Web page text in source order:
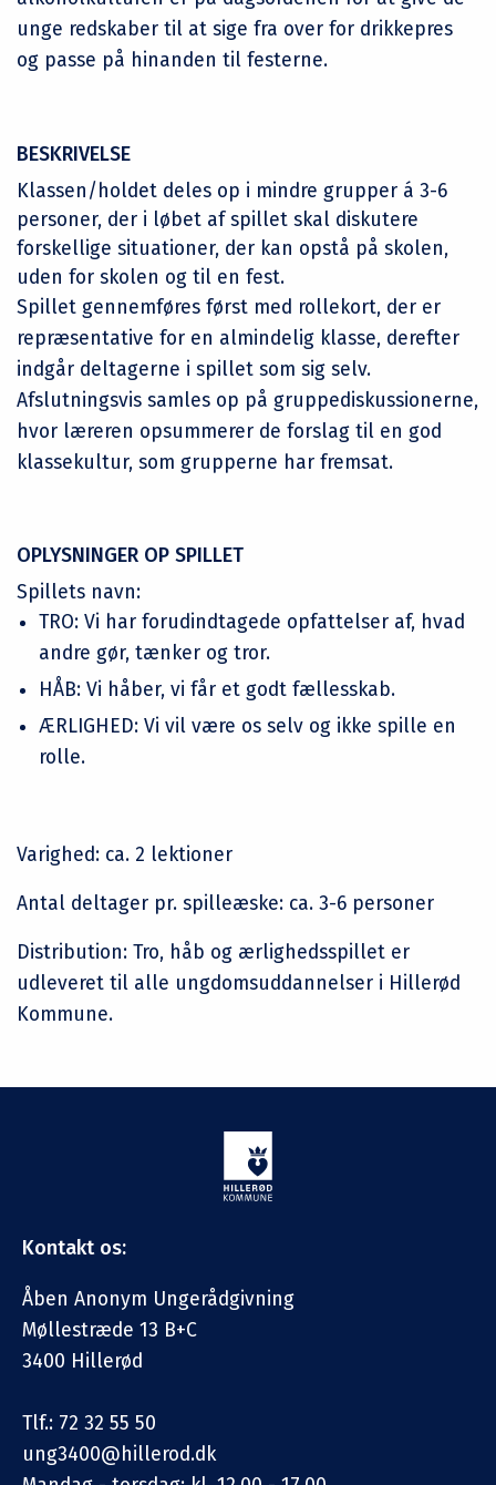
unge redskaber til at sige fra over for drikkepres
og passe på hinanden til festerne.
BESKRIVELSE
Klassen/holdet deles op i mindre grupper á 3-6
personer, der i løbet af spillet skal diskutere
forskellige situationer, der kan opstå på skolen,
uden for skolen og til en fest.
Spillet gennemføres først med rollekort, der er
repræsentative for en almindelig klasse, derefter
indgår deltagerne i spillet som sig selv.
Afslutningsvis samles op på gruppediskussionerne,
hvor læreren opsummerer de forslag til en god
klassekultur, som grupperne har fremsat.
OPLYSNINGER OP SPILLET
Spillets navn:
TRO: Vi har forudindtagede opfattelser af, hvad
andre gør, tænker og tror.
HÅB: Vi håber, vi får et godt fællesskab.
ÆRLIGHED: Vi vil være os selv og ikke spille en
rolle.
Varighed: ca. 2 lektioner
Antal deltager pr. spilleæske: ca. 3-6 personer
Distribution: Tro, håb og ærlighedsspillet er
udleveret til alle ungdomsuddannelser i Hillerød
Kommune.
Kontakt os:
Åben Anonym Ungerådgivning
Møllestræde 13 B+C
3400 Hillerød
Tlf.: 72 32 55 50
ung3400@hillerod.dk